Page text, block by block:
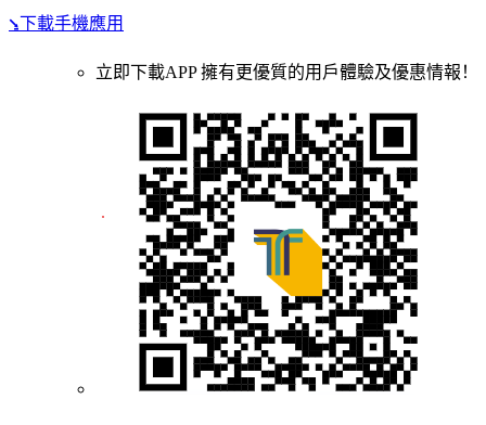
⭸下載手機應用
立即下載APP 擁有更優質的用戶體驗及優惠情報！